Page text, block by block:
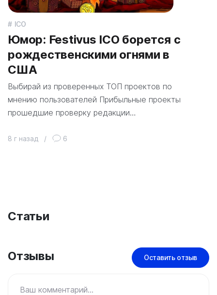
ICO
Юмор: Festivus ICO борется с
рождественскими огнями в
США
Выбирай из проверенных ТОП проектов по
мнению пользователей Прибыльные проекты
прошедшие проверку редакции…
8 г назад / 6
Статьи
Отзывы Оставить отзыв
Ваш комментарий...